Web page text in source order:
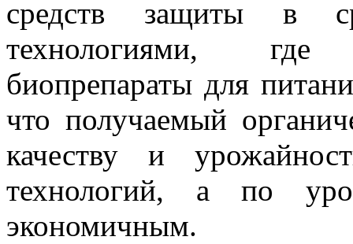
средств защиты в
технологиями, где
биопрепараты для
что получаемый
качеству и
технологий, а по
экономичным.